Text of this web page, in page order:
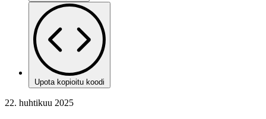
Upota kopioitu koodi
22. huhtikuu 2025